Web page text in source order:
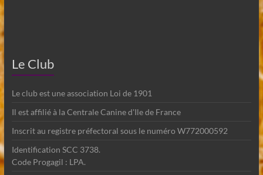
Le Club
Le club est une association Loi de 1901
Il est affilié à la Centrale Canine d'Ile de France
Inscrit au registre préfectoral sous le numéro W772000592
Identification SCC 3738.
Code Progagil : LPA.